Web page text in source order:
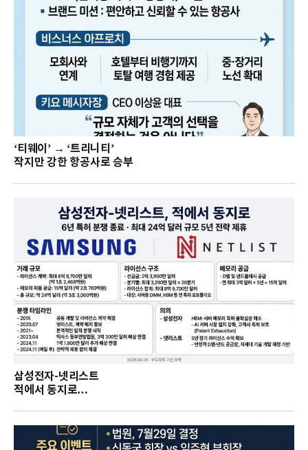
‘티웨이’ → ‘트리니티’
작지만 강한 항공사로 승부
삼성전자-넷리스트
적에서 동지로…